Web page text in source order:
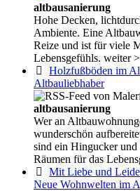
altbausanierung
Hohe Decken,
Ambiente. Eine
Reize und ist für viele
Lebensgefühls. weiter
Holzfußböden im
Altbauliebhaber
altbausanierung
Wer an
wunderschön
sind ein Hingucker und
Räumen für das
Mit Liebe und
Neue Wohnwelten im